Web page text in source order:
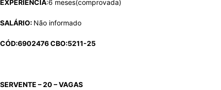
EXPERIÊNCIA:6 meses(comprovada)
SALÁRIO: Não informado
CÓD:6902476 CBO:5211-25
SERVENTE – 20 – VAGAS